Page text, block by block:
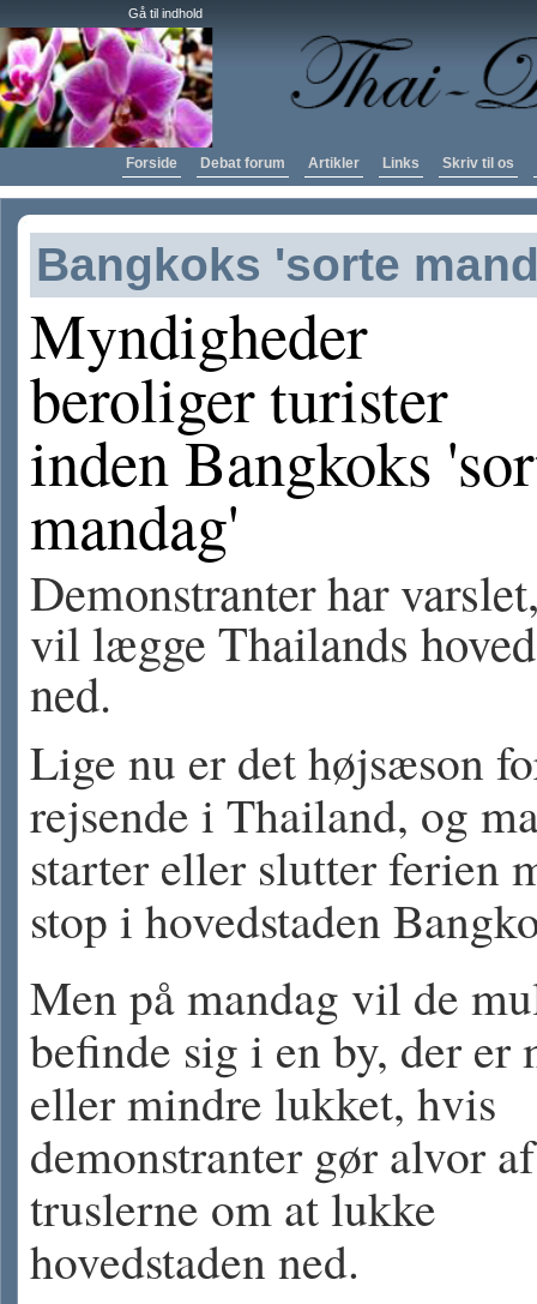
Gå til indhold
Forside Debat forum Artikler Links Skriv til os
Bangkoks 'sorte
Myndigheder
beroliger turister
inden Bangkoks
mandag'
Demonstranter har
vil lægge Thailands
ned.
Lige nu er det højsæson
rejsende i Thailand, og
starter eller slutter ferien
stop i hovedstaden
Men på mandag vil de
befinde sig i en by, der er
eller mindre lukket, hvis
demonstranter gør alvor af
truslerne om at lukke
hovedstaden ned.